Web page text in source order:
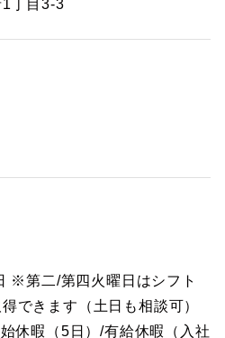
丁目3-3
※第二/第四火曜日はシフト
できます（土日も相談可）
休暇（5日）/有給休暇（入社